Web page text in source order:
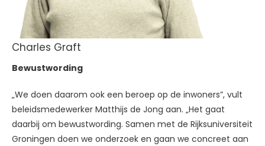
Charles Graft
Bewustwording
„We doen daarom ook een beroep op de inwoners”, vult
beleidsmedewerker Matthijs de Jong aan. „Het gaat
daarbij om bewustwording. Samen met de Rijksuniversiteit
Groningen doen we onderzoek en gaan we concreet aan